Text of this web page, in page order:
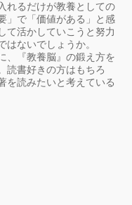
るだけが教養としての
」で「価値がある」と感
て活かしていこうと努力
ないでしょうか。
、『教養脳』の鍛え方を
読書好きの方はもちろ
を読みたいと考えている